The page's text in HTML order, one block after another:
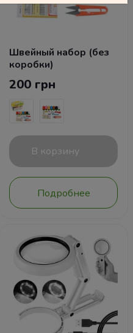
Швейный набор (без
коробки)
200 грн
В корзину
Подробнее